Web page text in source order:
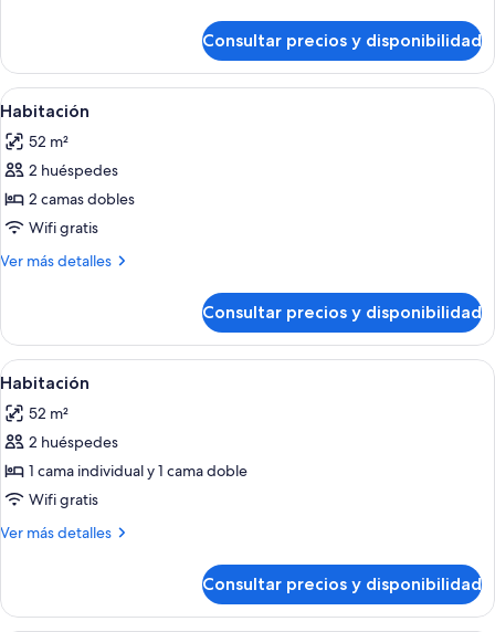
Suite
Pool
View
Beso
Privilege
Junior
Pool
View
Consultar precios y disponibilidad
Abrir
todas
las
fotos
de
Habitación
Una habitación de hotel con una
6
Habitación
52 m²
2 huéspedes
2 camas dobles
Wifi gratis
Ver más detalles
Más
Consultar precios y disponibilidad
Abrir
todas
las
fotos
de
Habitación
Una habitación de hotel con una
5
Habitación
52 m²
2 huéspedes
1 cama individual y 1 cama doble
Wifi gratis
Ver más detalles
Más
Consultar precios y disponibilidad